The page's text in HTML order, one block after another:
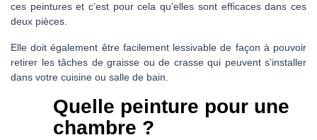
ces peintures et c’est pour cela qu’elles sont efficaces dans ces
deux pièces.
Elle doit également être facilement lessivable de façon à pouvoir
retirer les tâches de graisse ou de crasse qui peuvent s’installer
dans votre cuisine ou salle de bain.
Quelle peinture pour une
chambre ?